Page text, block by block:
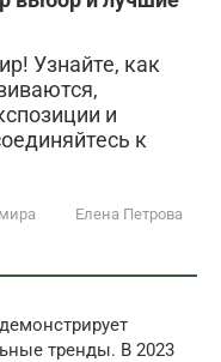
Узнайте, как
и
к
Елена Петрова
тренды. В 2023